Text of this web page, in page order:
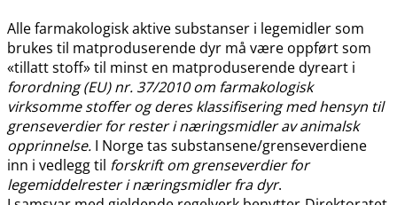
Alle farmakologisk aktive substanser i legemidler som
brukes til matproduserende dyr må være oppført som
«tillatt stoff» til minst en matproduserende dyreart i
forordning (EU) nr. 37/2010 om farmakologisk
virksomme stoffer og deres klassifisering med hensyn til
grenseverdier for rester i næringsmidler av animalsk
opprinnelse. I Norge tas substansene​/​grenseverdiene
inn i vedlegg til forskrift om grenseverdier for
legemiddelrester i næringsmidler fra dyr.